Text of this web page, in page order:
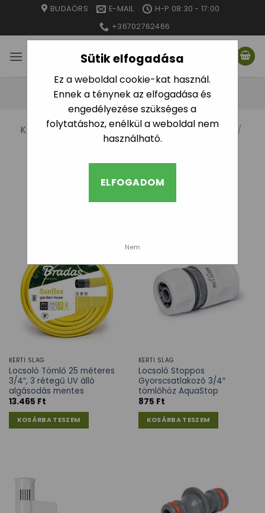
Sütik elfogadása
Ez a weboldal cookie-kat használ.
Ennek a ténynek az elfogadása és
engedélyezése szükséges a
folytatáshoz, enélkül a weboldal nem
használható.
ELFOGADOM
Nem
content
BUDAÖRS E-MAIL
H-P 08:30 - 17:00
+36702762466
KEZDŐLAP / MINŐSÉGI AJÁNLÁSOK TERMÉK
/
PÉNZTÁRCABARÁT
SZŰRÉS
KERTI SLAG
Locsoló Tömlő 25 méteres
3/4″, 3 rétegű UV álló
algásodás mentes
13.465 Ft
KOSÁRBA TESZEM
KERTI SLAG
Locsoló Stoppos
Gyorscsatlakozó 3/4″
tömlőhöz AquaStop
875 Ft
KOSÁRBA TESZEM